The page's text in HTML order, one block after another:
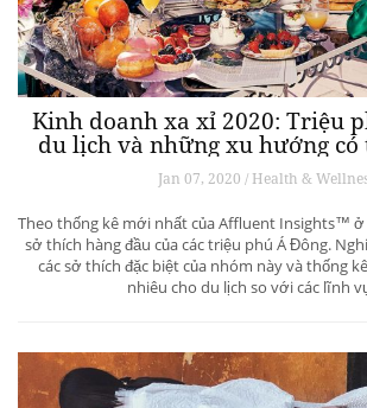
Kinh doanh xa xỉ 2020: Triệu
du lịch và những xu hướng
ngành du lịch thượng
Jan 07, 2020 / Health &
Theo thống kê mới nhất của Affluent Insights™ ở
sở thích hàng đầu của các triệu phú Á Đông.
các sở thích đặc biệt của nhóm này và thống
nhiêu cho du lịch so với các lĩnh